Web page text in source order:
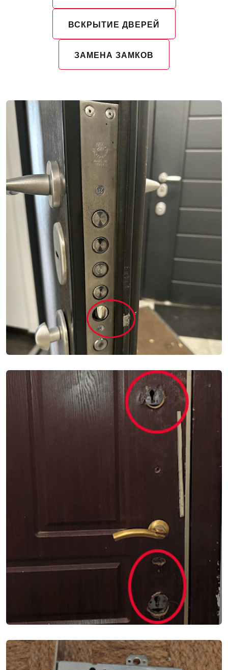
ВСКРЫТИЕ ДВЕРЕЙ
ЗАМЕНА ЗАМКОВ
ВСКРЫТИЕ ДВЕРЕЙ
ВСКРЫТИЕ 2Х ЗАМКОВ